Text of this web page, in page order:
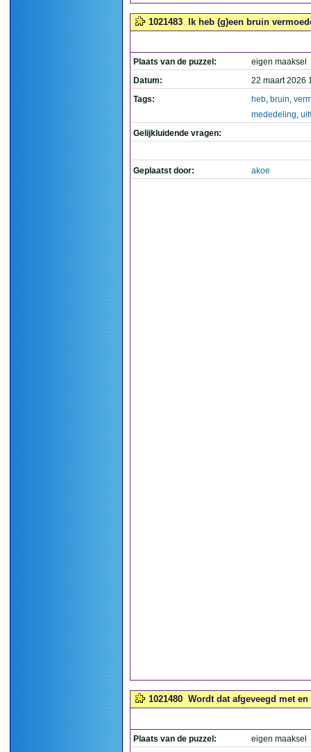
1021483 Ik heb (g)een bruin
Plaats van de puzzel:
eigen maaksel
Datum:
22 maart 2026
Tags:
heb, bruin,
mededeling,
Gelijkluidende vragen:
Geplaatst door: akoe
1021480 Wordt dat afgeveegd met
Plaats van de puzzel:
eigen maaksel